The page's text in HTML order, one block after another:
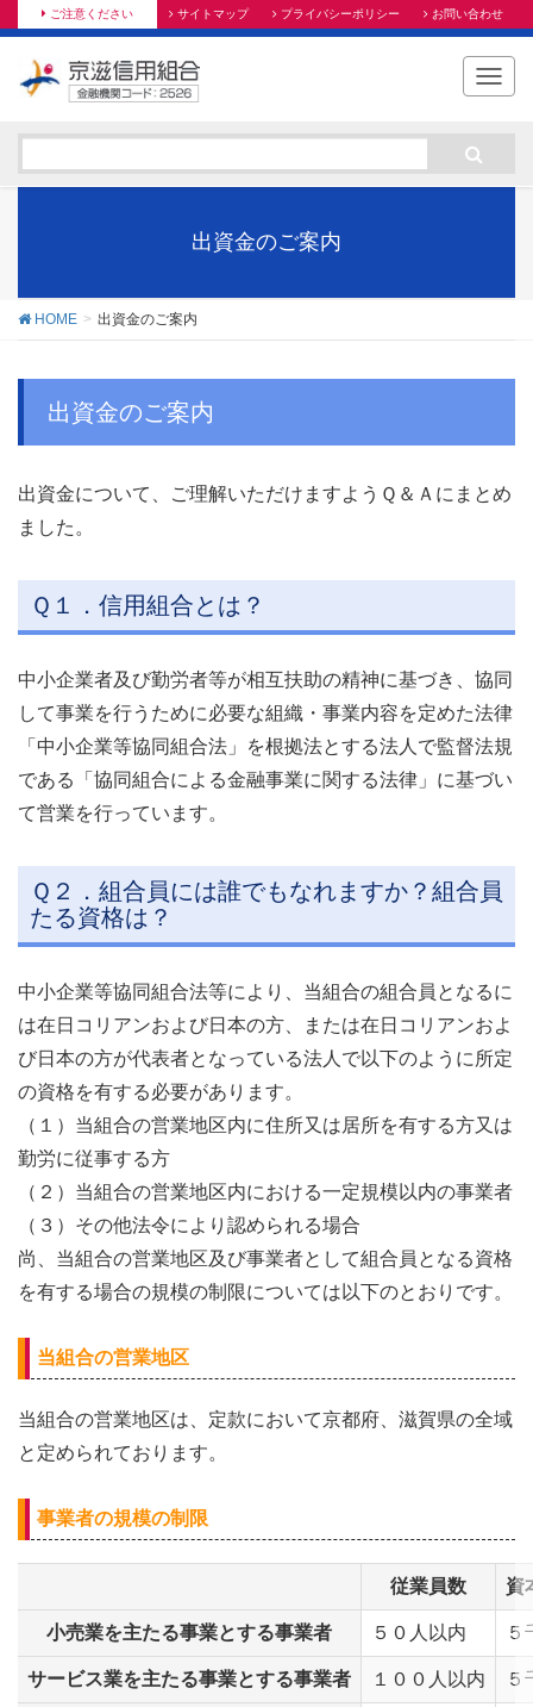
ご注意ください サイトマップ プライバシーポリシー お問い合わせ
T
l
g
o
出資金のご案内
HOME 出資金のご案内
出資金のご案内
出資金について、ご理解いただけますようＱ＆Ａにまとめ
ました。
Ｑ１．信用組合とは？
中小企業者及び勤労者等が相互扶助の精神に基づき、協同
して事業を行うために必要な組織・事業内容を定めた法律
「中小企業等協同組合法」を根拠法とする法人で監督法規
である「協同組合による金融事業に関する法律」に基づい
て営業を行っています。
Ｑ２．組合員には誰でもなれますか？組合員
たる資格は？
中小企業等協同組合法等により、当組合の組合員となるに
は在日コリアンおよび日本の方、または在日コリアンおよ
び日本の方が代表者となっている法人で以下のように所定
の資格を有する必要があります。
（１）当組合の営業地区内に住所又は居所を有する方又は
勤労に従事する方
（２）当組合の営業地区内における一定規模以内の事業者
（３）その他法令により認められる場合
尚、当組合の営業地区及び事業者として組合員となる資格
を有する場合の規模の制限については以下のとおりです。
当組合の営業地区
当組合の営業地区は、定款において京都府、滋賀県の全域
と定められております。
事業者の規模の制限
従業員数 資
小売業を主たる事業とする事業者 ５０人以内 ５
サービス業を主たる事業とする事業者 １００人以内 ５